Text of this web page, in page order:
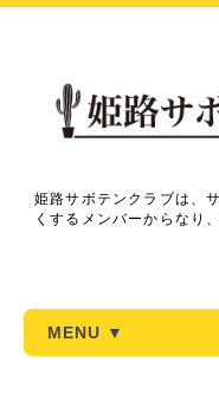
姫路サボテンクラブは、
くするメンバーからなり
MENU ▼